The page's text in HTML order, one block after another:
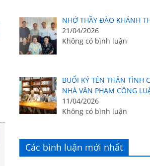
NHỚ THẦY ĐÀO KHÁNH
21/04/2026
Không có bình luận
BUỔI KÝ TÊN THÂN TÌNH
NHÀ VĂN PHẠM CÔNG
11/04/2026
Không có bình luận
Các bình luận mới nhất